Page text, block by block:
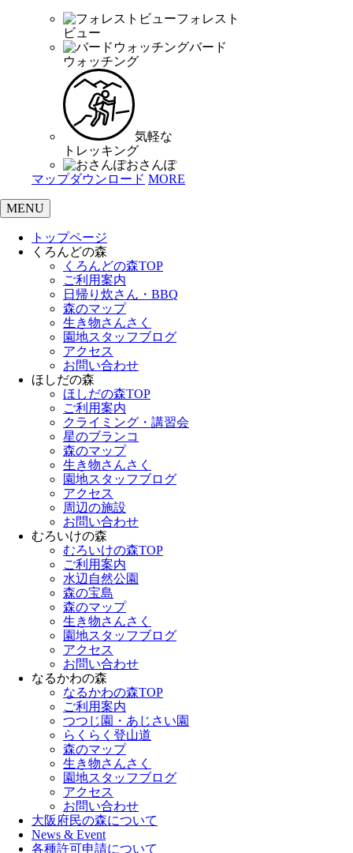
フォレスト
ビュー
バード
ウォッチング
気軽な
トレッキング
おさんぽ
マップダウンロード MORE
MENU
トップページ
くろんどの森
くろんどの森TOP
ご利用案内
日帰り炊さん・BBQ
森のマップ
生き物さんさく
園地スタッフブログ
アクセス
お問い合わせ
ほしだの森
ほしだの森TOP
ご利用案内
クライミング・講習会
星のブランコ
森のマップ
生き物さんさく
園地スタッフブログ
アクセス
周辺の施設
お問い合わせ
むろいけの森
むろいけの森TOP
ご利用案内
水辺自然公園
森の宝島
森のマップ
生き物さんさく
園地スタッフブログ
アクセス
お問い合わせ
なるかわの森
なるかわの森TOP
ご利用案内
つつじ園・あじさい園
らくらく登山道
森のマップ
生き物さんさく
園地スタッフブログ
アクセス
お問い合わせ
大阪府民の森について
News & Event
各種許可申請について